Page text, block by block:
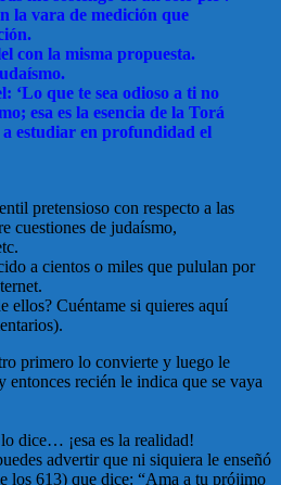
la vara de medición que
con la misma propuesta.
‘Lo que te sea odioso a ti no
esa es la esencia de la Torá
estudiar en profundidad el
pretensioso con respecto a las
cuestiones de judaísmo,
a cientos o miles que pululan por
ellos? Cuéntame si quieres aquí
primero lo convierte y luego le
entonces recién le indica que se vaya
dice… ¡esa es la realidad!
advertir que ni siquiera le enseñó
los 613) que dice: “Ama a tu prójimo